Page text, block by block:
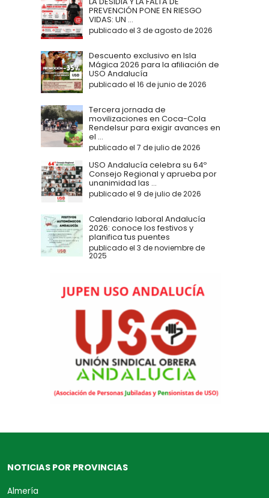
PREVENCIÓN PONE EN RIESGO
VIDAS: UN ...
publicado el 3 de agosto de 2026
Descuento exclusivo en Isla
Mágica 2026 para la afiliación de
USO Andalucía
publicado el 16 de junio de 2026
Tercera jornada de
movilizaciones en Coca-Cola
Rendelsur para exigir avances en
el ...
publicado el 7 de julio de 2026
USO Andalucía celebra su 64º
Consejo Regional y aprueba por
unanimidad las ...
publicado el 9 de julio de 2026
Calendario laboral Andalucía
2026: conoce los festivos y
planifica tus puentes
publicado el 3 de noviembre de
2025
NOTICIAS POR PROVINCIAS
Almería